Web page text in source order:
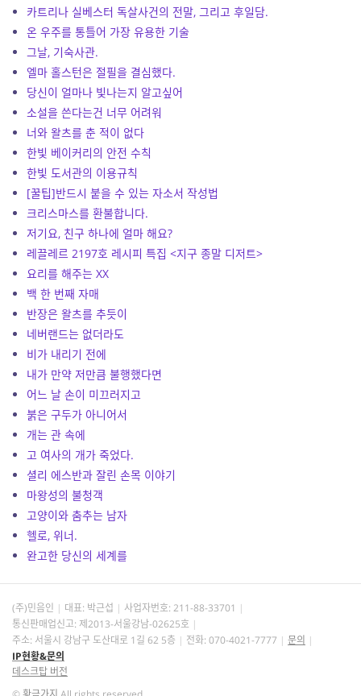
카트리나 실베스터 독살사건의 전말, 그리고 후일담.
온 우주를 통틀어 가장 유용한 기술
그날, 기숙사관.
엘마 홀스턴은 절필을 결심했다.
당신이 얼마나 빛나는지 알고싶어
소설을 쓴다는건 너무 어려워
너와 왈츠를 춘 적이 없다
한빛 베이커리의 안전 수칙
한빛 도서관의 이용규칙
[꿀팁]반드시 붙을 수 있는 자소서 작성법
크리스마스를 환불합니다.
저기요, 친구 하나에 얼마 해요?
레끌레르 2197호 레시피 특집 <지구 종말 디저트>
요리를 해주는 XX
백 한 번째 자매
반장은 왈츠를 추듯이
네버랜드는 없더라도
비가 내리기 전에
내가 만약 저만큼 불행했다면
어느 날 손이 미끄러지고
붉은 구두가 아니어서
개는 관 속에
고 여사의 개가 죽었다.
셜리 에스반과 잘린 손목 이야기
마왕성의 불청객
고양이와 춤추는 남자
헬로, 위너.
완고한 당신의 세계를
(주)민음인 대표: 박근섭 사업자번호: 211-88-33701
통신판매업신고: 제2013-서울강남-02625호
주소: 서울시 강남구 도산대로 1길 62 5층
전화: 070-4021-7777
문의
IP현황&문의
데스크탑 버전